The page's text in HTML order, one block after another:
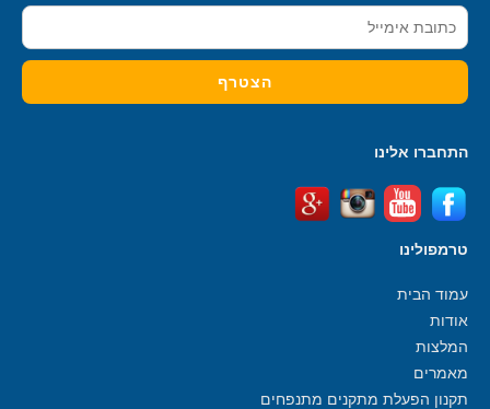
התחברו אלינו
טרמפולינו
עמוד הבית
אודות
המלצות
מאמרים
תקנון הפעלת מתקנים מתנפחים